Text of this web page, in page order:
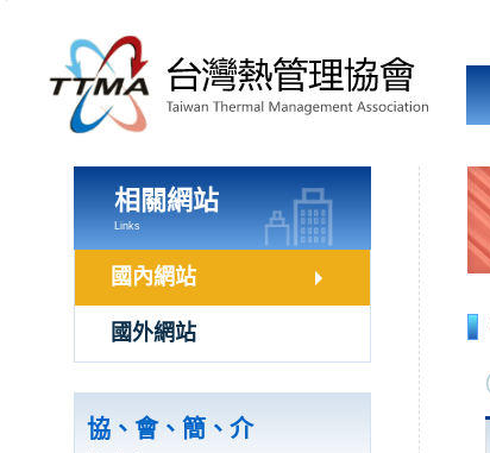
跳
相關網站
Links
國內網站
國外網站
協、會、簡、介